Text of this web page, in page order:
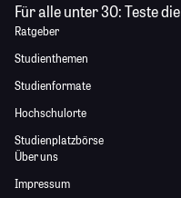
Für alle unter 30:Teste die
Ratgeber
Studienthemen
Studienformate
Hochschulorte
Studienplatzbörse
Über uns
Impressum